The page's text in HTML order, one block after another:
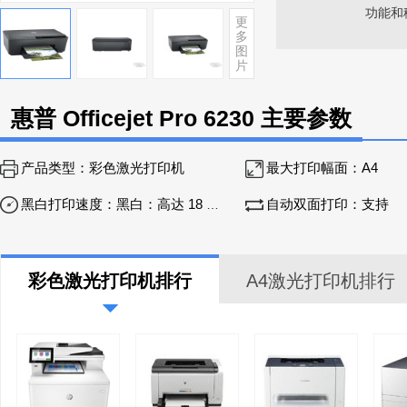
更
多
图
片
功能和
惠普 Officejet Pro 6230 主要参数
产品类型： 彩色激光打印机 最大打印幅面： A4
黑白打印速度： 黑白：高达 18 页/分钟；彩色：高达 10 页/分钟 自动双面打印： 支持
彩色激光打印机排行 A4激光打印机排行